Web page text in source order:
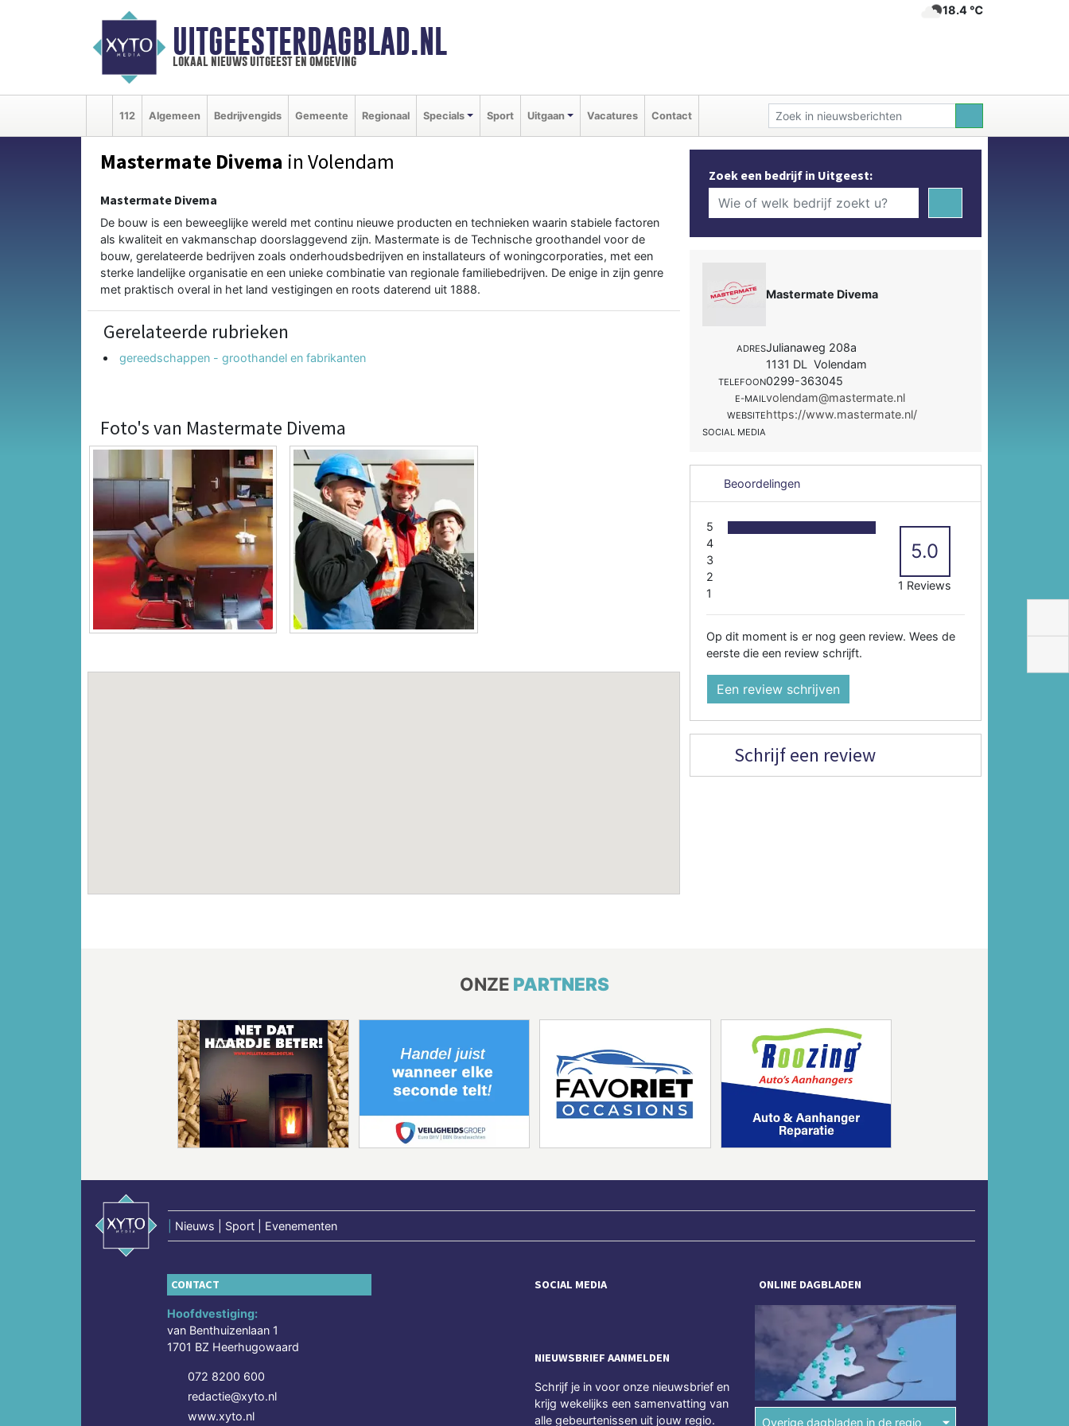
UITGEESTERDAGBLAD.NL
lokaal nieuws uitgeest en omgeving
18.4 ℃
112 Algemeen Bedrijvengids Gemeente Regionaal Specials Sport Uitgaan Vacatures Contact
Mastermate Divema in Volendam
Mastermate Divema
De bouw is een beweeglijke wereld met continu nieuwe producten en technieken waarin stabiele factoren
als kwaliteit en vakmanschap doorslaggevend zijn. Mastermate is de Technische groothandel voor de
bouw, gerelateerde bedrijven zoals onderhoudsbedrijven en installateurs of woningcorporaties, met een
sterke landelijke organisatie en een unieke combinatie van regionale familiebedrijven. De enige in zijn genre
met praktisch overal in het land vestigingen en roots daterend uit 1888.
Gerelateerde rubrieken
gereedschappen - groothandel en fabrikanten
Foto's van Mastermate Divema
Zoek een bedrijf in Uitgeest:
Mastermate Divema
ADRESJulianaweg 208a
1131 DL Volendam
TELEFOON0299-363045
E-MAILvolendam@mastermate.nl
WEBSITEhttps://www.mastermate.nl/
SOCIAL MEDIA
Beoordelingen
5
4
3
2
1
5.0
1 Reviews
Op dit moment is er nog geen review. Wees de
eerste die een review schrijft.
Een review schrijven
Schrijf een review
ONZE PARTNERS
Nieuws | Sport | Evenementen
CONTACT
Hoofdvestiging:
van Benthuizenlaan 1
1701 BZ Heerhugowaard
072 8200 600
redactie@xyto.nl
www.xyto.nl
SOCIAL MEDIA
NIEUWSBRIEF AANMELDEN
Schrijf je in voor onze nieuwsbrief en
krijg wekelijks een samenvatting van
alle gebeurtenissen uit jouw regio.
ONLINE DAGBLADEN
Overige dagbladen in de regio